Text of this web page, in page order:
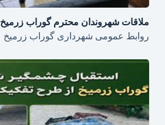
ملاقات شهروندان محترم گوراب زرمیخ
روابط عمومی شهرداری گوراب زرمیخ